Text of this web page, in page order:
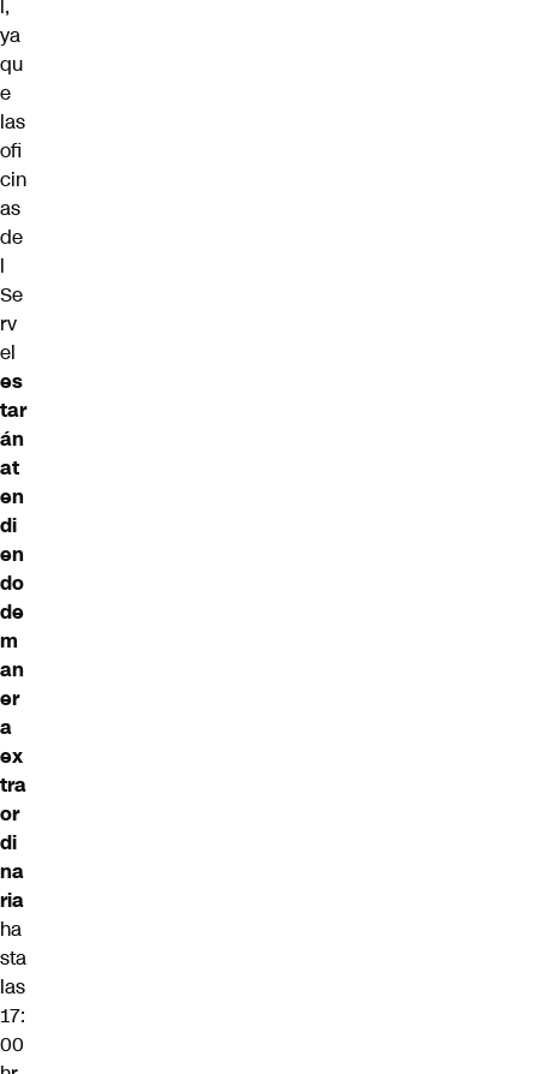
l,
ya
qu
e
las
ofi
cin
as
de
l
Se
rv
el
es
tar
án
at
en
di
en
do
de
m
an
er
a
ex
tra
or
di
na
ria
ha
sta
las
17:
00